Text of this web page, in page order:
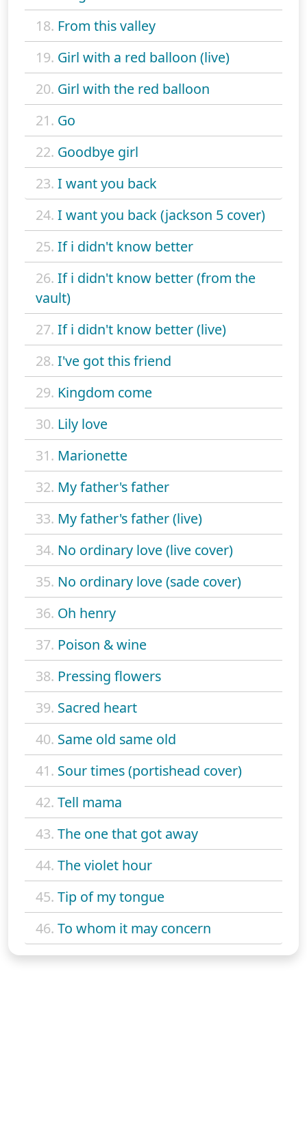
18. From this valley
19. Girl with a red balloon (live)
20. Girl with the red balloon
21. Go
22. Goodbye girl
23. I want you back
24. I want you back (jackson 5 cover)
25. If i didn't know better
26. If i didn't know better (from the
vault)
27. If i didn't know better (live)
28. I've got this friend
29. Kingdom come
30. Lily love
31. Marionette
32. My father's father
33. My father's father (live)
34. No ordinary love (live cover)
35. No ordinary love (sade cover)
36. Oh henry
37. Poison & wine
38. Pressing flowers
39. Sacred heart
40. Same old same old
41. Sour times (portishead cover)
42. Tell mama
43. The one that got away
44. The violet hour
45. Tip of my tongue
46. To whom it may concern